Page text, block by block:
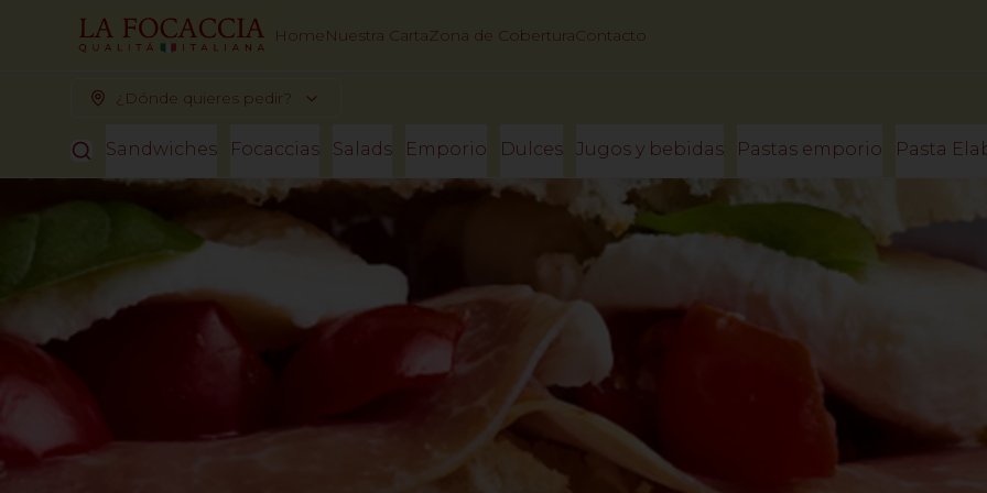
HomeNuestra CartaZona de CoberturaContacto
¿Dónde quieres pedir?
Sandwiches Focaccias Salads Emporio Dulces Jugos y bebidas Pastas emporio Pasta